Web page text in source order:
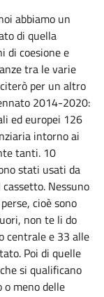
abbiamo un
di quella
di coesione e
tra le varie
per un altro
2014-2020:
ed europei 126
intorno ai
tanti. 10
stati usati da
Nessuno
cioè sono
non te li do
centrale e 33 alle
Poi di quelle
si qualificano
meno delle